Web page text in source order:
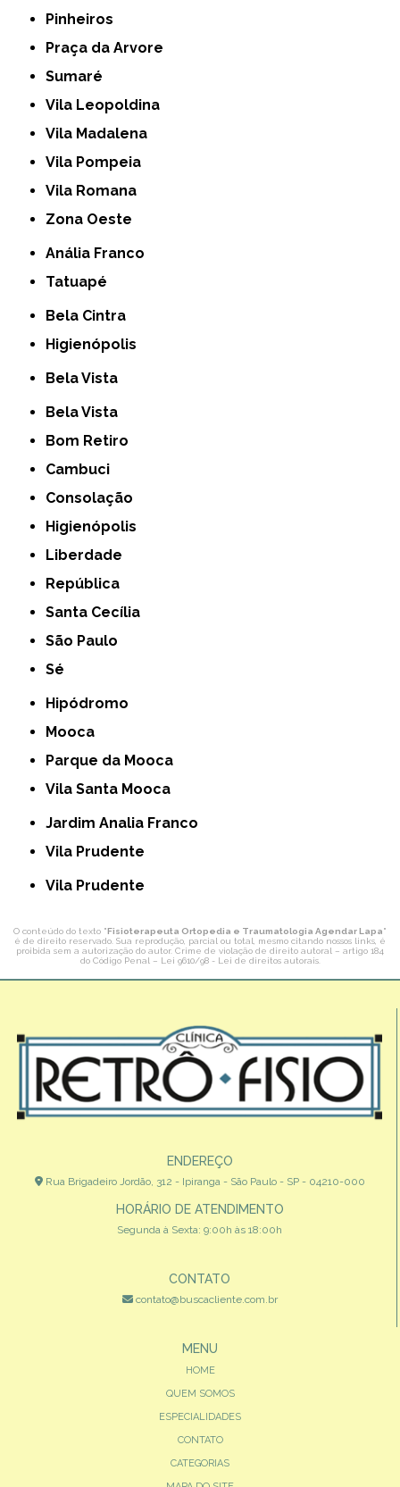
Pinheiros
Praça da Arvore
Sumaré
Vila Leopoldina
Vila Madalena
Vila Pompeia
Vila Romana
Zona Oeste
Anália Franco
Tatuapé
Bela Cintra
Higienópolis
Bela Vista
Bela Vista
Bom Retiro
Cambuci
Consolação
Higienópolis
Liberdade
República
Santa Cecília
São Paulo
Sé
Hipódromo
Mooca
Parque da Mooca
Vila Santa Mooca
Jardim Analia Franco
Vila Prudente
Vila Prudente
O conteúdo do texto "Fisioterapeuta Ortopedia e Traumatologia Agendar Lapa"
é de direito reservado. Sua reprodução, parcial ou total, mesmo citando nossos links, é
proibida sem a autorização do autor. Crime de violação de direito autoral – artigo 184
do Código Penal – Lei 9610/98 - Lei de direitos autorais.
ENDEREÇO
Rua Brigadeiro Jordão, 312 - Ipiranga - São Paulo - SP - 04210-000
HORÁRIO DE ATENDIMENTO
Segunda à Sexta: 9:00h às 18:00h
CONTATO
contato@buscacliente.com.br
MENU
HOME
QUEM SOMOS
ESPECIALIDADES
CONTATO
CATEGORIAS